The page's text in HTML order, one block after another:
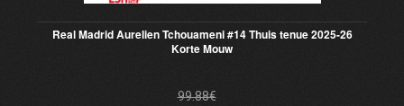
Real Madrid Aurelien Tchouameni #14 Thuis tenue 2025-26
Korte Mouw
99.88€